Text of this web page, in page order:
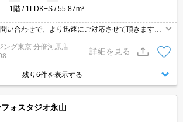
1階
1LDK+S 55.87m²
い合わせで、より迅速にご対応させて頂きます～
ウジングまで～
ング東京 分倍河原店
詳細を見る
残り6件を表示する
フォスタジオ永山